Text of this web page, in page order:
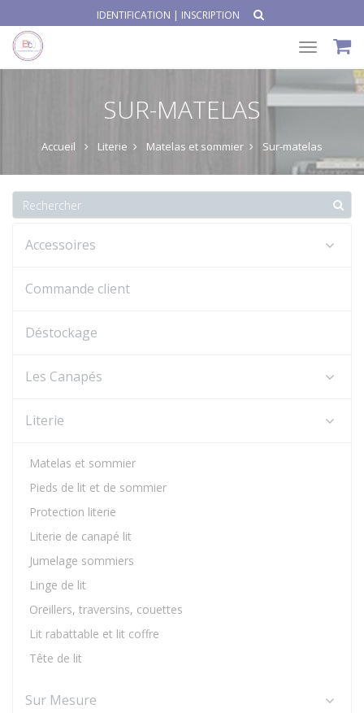
IDENTIFICATION | INSCRIPTION
Toggle
SUR-MATELAS
Accueil Literie Matelas et sommier Sur-matelas
Accessoires
Commande client
Déstockage
Les Canapés
Literie
Matelas et sommier
Pieds de lit et de sommier
Protection literie
Literie de canapé lit
Jumelage sommiers
Linge de lit
Oreillers, traversins, couettes
Lit rabattable et lit coffre
Tête de lit
Sur Mesure